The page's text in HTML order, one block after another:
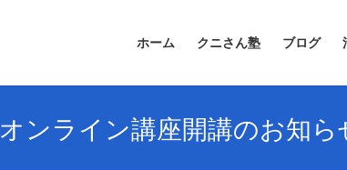
ホーム クニさん塾 ブログ
オンライン講座開講のお知ら